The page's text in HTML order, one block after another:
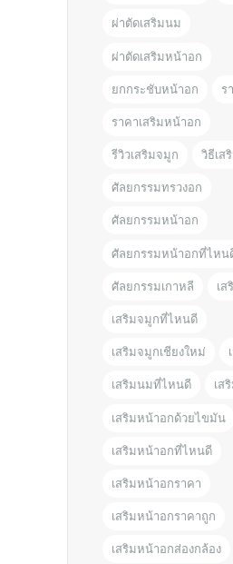
ผ่าตัดเสริมนม
ผ่าตัดเสริมหน้าอก
ยกกระชับหน้าอก ร
ราคาเสริมหน้าอก
รีวิวเสริมจมูก วิธีเส
ศัลยกรรมทรวงอก
ศัลยกรรมหน้าอก
ศัลยกรรมหน้าอกที่ไหน
ศัลยกรรมเกาหลี เ
เสริมจมูกที่ไหนดี
เสริมจมูกเชียงใหม่
เสริมนมที่ไหนดี เส
เสริมหน้าอกด้วยไขมัน
เสริมหน้าอกที่ไหนดี
เสริมหน้าอกราคา
เสริมหน้าอกราคาถูก
เสริมหน้าอกส่องกล้อง